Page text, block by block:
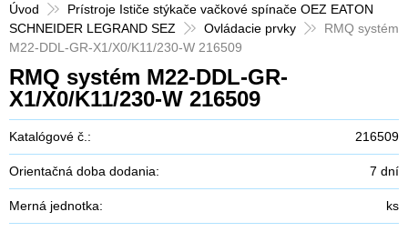
Úvod
Prístroje Ističe stýkače vačkové spínače OEZ EATON
SCHNEIDER LEGRAND SEZ
Ovládacie prvky
RMQ systém
M22-DDL-GR-X1/X0/K11/230-W 216509
RMQ systém M22-DDL-GR-
X1/X0/K11/230-W 216509
Katalógové č.: 216509
Orientačná doba dodania: 7 dní
Merná jednotka: ks